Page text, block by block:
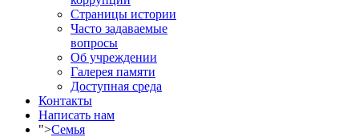
Страницы истории
Часто задаваемые
вопросы
Об учреждении
Галерея памяти
Доступная среда
Контакты
Написать нам
">Семья